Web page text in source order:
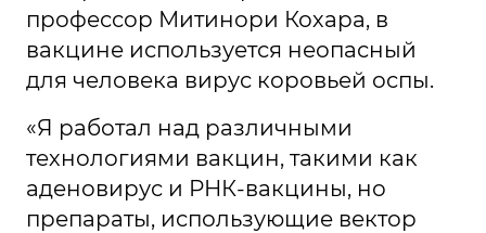
профессор Митинори Кохара, в
вакцине используется неопасный
для человека вирус коровьей оспы.
«Я работал над различными
технологиями вакцин, такими как
аденовирус и РНК-вакцины, но
препараты, использующие вектор